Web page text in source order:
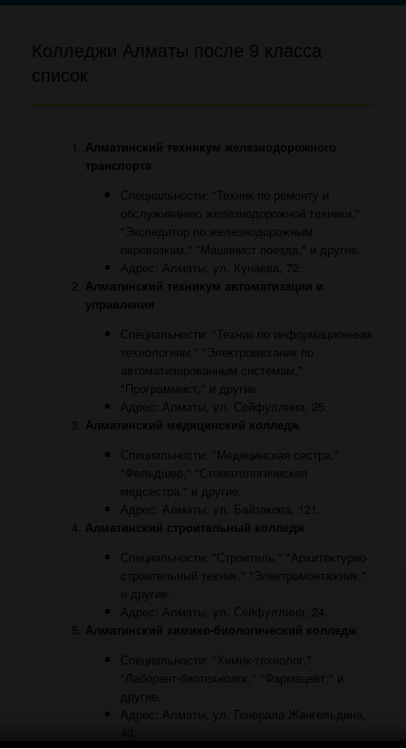
Колледжи Алматы после 9 класса
список
Алматинский техникум железнодорожного
транспорта
Специальности: "Техник по ремонту и
обслуживанию железнодорожной техники,"
"Экспедитор по железнодорожным
перевозкам," "Машинист поезда," и другие.
Адрес: Алматы, ул. Кунаева, 72.
Алматинский техникум автоматизации и
управления
Специальности: "Техник по информационным
технологиям," "Электромеханик по
автоматизированным системам,"
"Программист," и другие.
Адрес: Алматы, ул. Сейфуллина, 25.
Алматинский медицинский колледж
Специальности: "Медицинская сестра,"
"Фельдшер," "Стоматологическая
медсестра," и другие.
Адрес: Алматы, ул. Байзакова, 121.
Алматинский строительный колледж
Специальности: "Строитель," "Архитектурно-
строительный техник," "Электромонтажник,"
и другие.
Адрес: Алматы, ул. Сейфуллина, 24.
Алматинский химико-биологический колледж
Специальности: "Химик-технолог,"
"Лаборант-биотехнолог," "Фармацевт," и
другие.
Адрес: Алматы, ул. Генерала Жангельдина,